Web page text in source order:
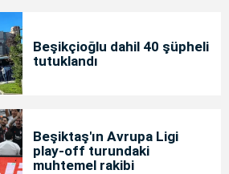
Beşikçioğlu dahil 40 şüpheli
tutuklandı
Beşiktaş'ın Avrupa Ligi
play-off turundaki
muhtemel rakibi